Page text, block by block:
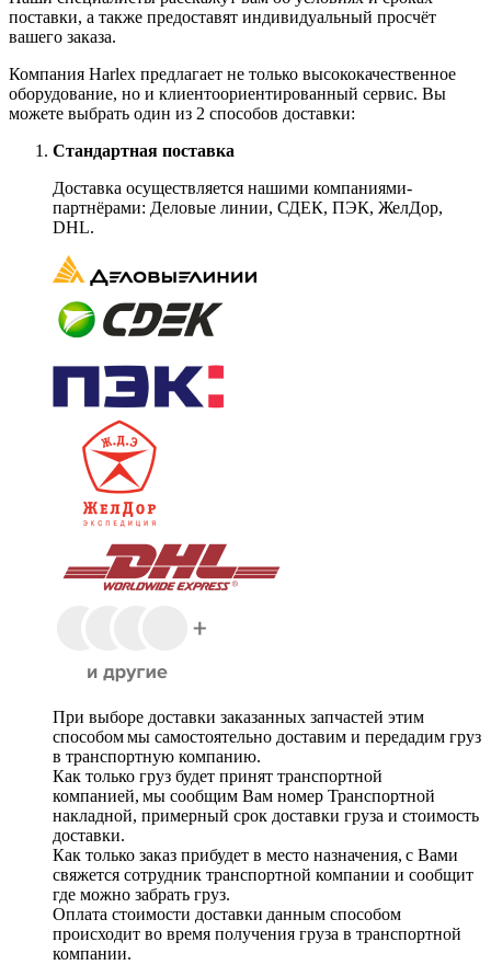
поставки, а также предоставят индивидуальный просчёт
вашего заказа.
Компания Harlex предлагает не только высококачественное
оборудование, но и клиентоориентированный сервис. Вы
можете выбрать один из 2 способов доставки:
Стандартная поставка
Доставка осуществляется нашими компаниями-
партнёрами: Деловые линии, СДЕК, ПЭК, ЖелДор,
DHL.
При выборе доставки заказанных запчастей этим
способом мы самостоятельно доставим и передадим груз
в транспортную компанию.
Как только груз будет принят транспортной
компанией, мы сообщим Вам номер Транспортной
накладной, примерный срок доставки груза и стоимость
доставки.
Как только заказ прибудет в место назначения, с Вами
свяжется сотрудник транспортной компании и сообщит
где можно забрать груз.
Оплата стоимости доставки данным способом
происходит во время получения груза в транспортной
компании.